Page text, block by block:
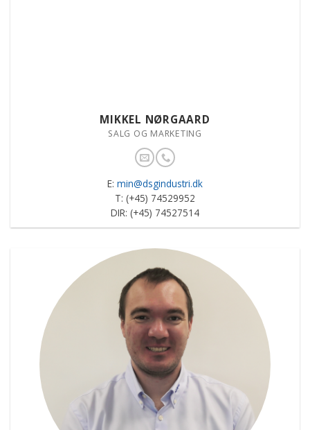
MIKKEL NØRGAARD
SALG OG MARKETING
E: min@dsgindustri.dk
T: (+45) 74529952
DIR: (+45) 74527514